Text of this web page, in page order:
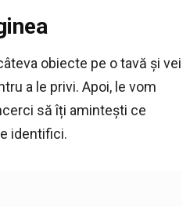
obiecte pe o tavă și vei
a le privi. Apoi, le vom
să îți amintești ce
identifici.